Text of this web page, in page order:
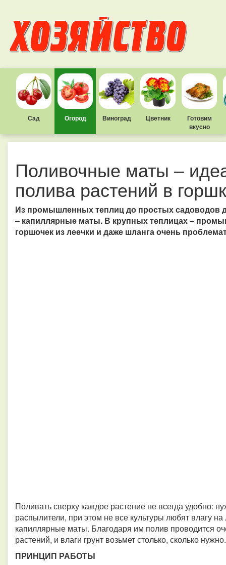
Сад Огород Виноград Цветник
Готовим
вкусно
Поливочные маты –
полива растений в
Из промышленных теплиц до простых садоводов
– капиллярные маты. В крупных теплицах −
горшочек из леечки и даже шланга очень
Поливать сверху каждое растение не всегда удобно:
распылители, при этом не все культуры любят влагу
капиллярные маты. Благодаря им полив проводится
растений, и влаги грунт возьмет столько, сколько нужно.
ПРИНЦИП РАБОТЫ